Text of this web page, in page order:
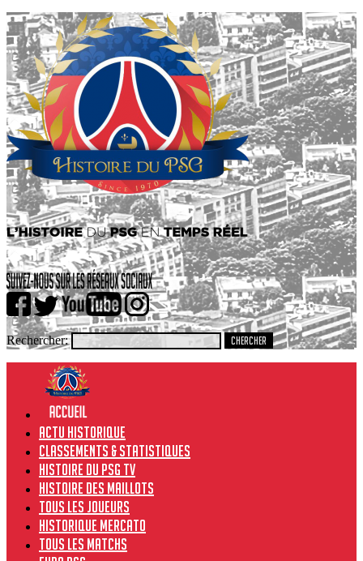
Rechercher:
Actu historique
Classements & Statistiques
Histoire du PSG TV
Histoire des maillots
Tous les joueurs
Historique Mercato
Tous les matchs